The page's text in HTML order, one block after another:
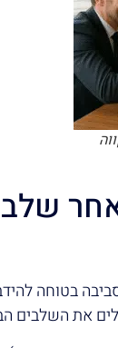
בטוחה
את השלבים